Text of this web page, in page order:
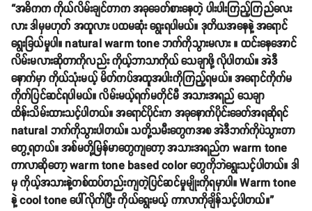
“အဓိကက ကိုယ်လိမ်းချင်တာက အခုခေတ်စားနေတဲ့ ပါးပါးကြည့်ကြည်လေး
လား ဒါမှမဟုတ် အထူလား ပထမဆုံး ရွေးရပါမယ်။ ဒုတိယအနေနဲ့ အရောင်
ရွေးခြယ်မှုပါ။ natural warm tone ဘက်ကိုသွားမလား ။ ထင်းနေအောင်
လိမ်းမလားဆိုတာကိုလည်း ကိုယ့်ဘာသာကိုယ် သေချာဖို့ လိုပါတယ်။ အဲဒီ
နောက်မှာ ကိုယ်သုံးမယ့် မိတ်ကပ်အထူအပါးကိုကြည့်ရမယ်။ အရောင်ကိုက်မ
ကိုက်ပြင်ဆင်ရပါမယ်။ လိမ်းမယ့်ရက်မတိုင်မီ အသားအရည် သေချာ
ထိန်းသိမ်းထားသင့်ပါတယ်။ အရောင်ပိုင်းက အခုနောက်ပိုင်းခေတ်အရဆိုရင်
natural ဘက်ကိုသွားပါတယ်။ သတို့သမီးတွေကအစ အဲဒီဘက်ကိုပဲသွားတာ
တွေ့ရတယ်။ အစ်မတို့မြန်မာတွေကျတော့ အသားအရည်က warm tone
ကာလာဆိုတော့ warm tone based color တွေကိုဘဲရွေးသင့်ပါတယ်။ ဒါ
မှ ကိုယ့်အသားနဲ့တစ်ထပ်တည်းကျတဲ့ပြင်ဆင်မှုမျိုးကိုရမှာပါ။ Warm tone
နဲ့ cool tone ပေါ်လိုက်ပြီး ကိုယ်ရွေးမယ့် ကာလာကိုချိန်သင့်ပါတယ်။”